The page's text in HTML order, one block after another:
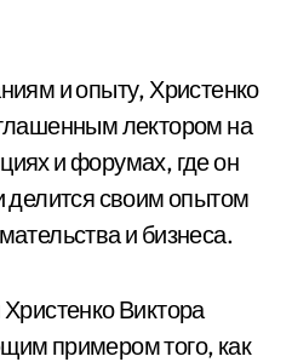
и опыту, Христенко
лектором на
и форумах, где он
делится своим опытом
и бизнеса.
Виктора
примером того, как